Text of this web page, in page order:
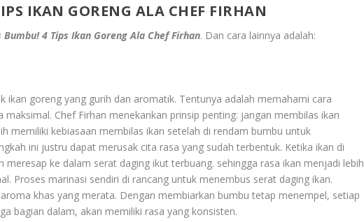
IKAN GORENG ALA CHEF FIRHAN
Bumbu! 4 Tips Ikan Goreng Ala Chef Firhan. Dan cara lainnya adalah:
ikan goreng yang gurih dan aromatik. Tentunya adalah memahami cara
Chef Firhan menekankan prinsip penting: jangan membilas ikan
memiliki kebiasaan membilas ikan setelah di rendam bumbu untuk
ini justru dapat merusak cita rasa yang sudah terbentuk. Ketika ikan di
meresap ke dalam serat daging ikut terbuang. sehingga rasa ikan menjadi lebih
Proses marinasi sendiri di rancang untuk menembus serat daging ikan.
khas yang merata. Dengan membiarkan bumbu tetap menempel, setiap
bagian dalam, akan memiliki rasa yang konsisten.